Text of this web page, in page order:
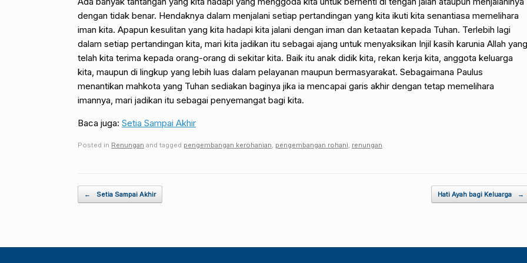
dengan tidak benar. Hendaknya dalam menjalani setiap pertandingan yang kita ikuti kita senantiasa memelihara
iman kita. Apapun kesulitan yang kita hadapi kita jalani dengan iman dan ketaatan kepada Tuhan. Terlebih lagi
dalam setiap pertandingan kita, mari kita jadikan itu sebagai ajang untuk menyaksikan Injil kasih karunia Allah yang
telah kita terima kepada orang-orang di sekitar kita. Baik itu anak didik kita, rekan kerja kita, anggota keluarga
kita, maupun di lingkup yang lebih luas dalam pelayanan maupun bermasyarakat. Sebagaimana Paulus
menantikan mahkota yang Tuhan sediakan baginya jika ia mencapai garis akhir dengan tetap memelihara
imannya, mari jadikan itu sebagai penyemangat bagi kita.
Baca juga: Setia Sampai Akhir
Posted in Renungan and tagged pengembangan kerohanian pengembangan rohani renungan
Post navigation
← Setia Sampai Akhir Hati Ayah bagi Keluarga →